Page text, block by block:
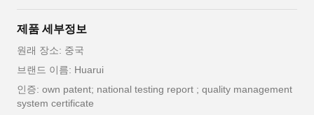
제품 세부정보
원래 장소: 중국
브랜드 이름: Huarui
인증: own patent; national testing report ; quality management
system certificate